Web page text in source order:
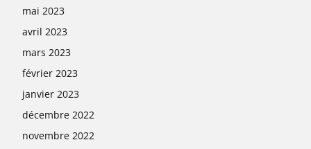
mai 2023
avril 2023
mars 2023
février 2023
janvier 2023
décembre 2022
novembre 2022